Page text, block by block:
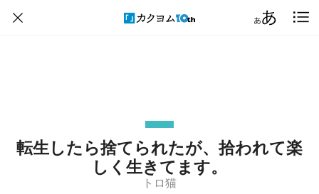
転生したら捨てられたが、拾われて楽
しく生きてます。
トロ猫